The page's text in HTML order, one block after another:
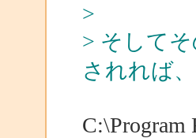
>
> そして
されれば